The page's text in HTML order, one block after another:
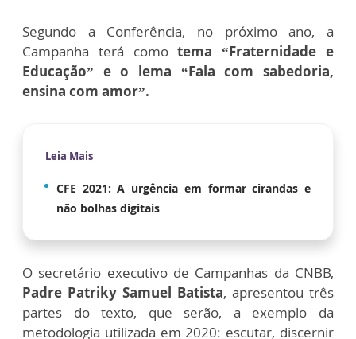
Segundo a Conferência, no próximo ano, a
Campanha terá comotema “Fraternidade e
Educação” e o lema “Fala com sabedoria,
ensina com amor”.
Leia Mais
CFE 2021: A urgência em formar cirandas e
não bolhas digitais
O secretário executivo de Campanhas da CNBB,
Padre Patriky Samuel Batista, apresentou três
partes do texto, que serão, a exemplo da
metodologia utilizada em 2020: escutar, discernir